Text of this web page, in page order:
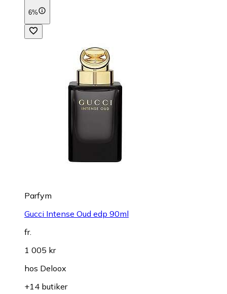
6%
Parfym
Gucci Intense Oud edp 90ml
fr.
1 005 kr
hos Deloox
+14 butiker